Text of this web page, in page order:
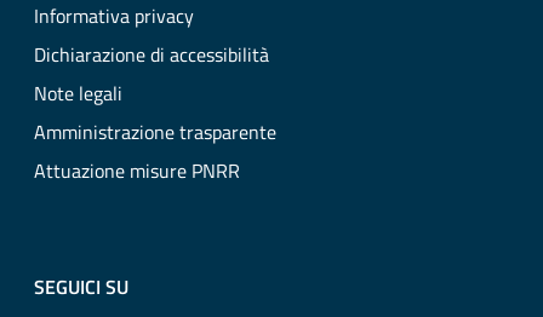
Informativa privacy
Dichiarazione di accessibilità
Note legali
Amministrazione trasparente
Attuazione misure PNRR
SEGUICI SU